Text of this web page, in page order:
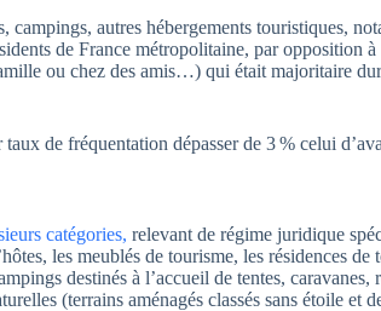
autres hébergements touristiques,
de France métropolitaine, par opposition à
ou chez des amis…) qui était majoritaire
de fréquentation dépasser de 3 % celui
catégories, relevant de régime juridique
les meublés de tourisme, les résidences de
destinés à l’accueil de tentes, caravanes,
(terrains aménagés classés sans étoile et